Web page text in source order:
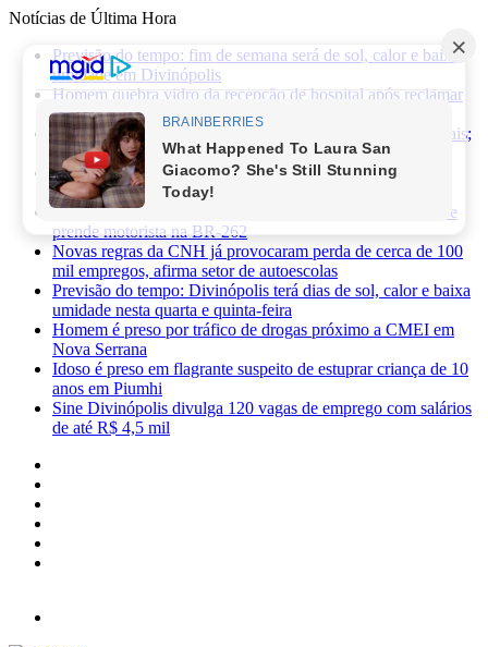
Notícias de Última Hora
Previsão do tempo: fim de semana será de sol, calor e baixa
umidade em Divinópolis
Homem quebra vidro da recepção de hospital após reclamar
de atendimento em Itaúna
Ciclone-bomba provoca alerta de vendaval em Minas Gerais;
veja os impactos previstos para Divinópolis
Homem morre após sofrer choque elétrico e cair de oito
metros durante manutenção em academia
PRF apreende 75 mil maços de cigarros contrabandeados e
prende motorista na BR-262
Novas regras da CNH já provocaram perda de cerca de 100
mil empregos, afirma setor de autoescolas
Previsão do tempo: Divinópolis terá dias de sol, calor e baixa
umidade nesta quarta e quinta-feira
Homem é preso por tráfico de drogas próximo a CMEI em
Nova Serrana
Idoso é preso em flagrante suspeito de estuprar criança de 10
anos em Piumhi
Sine Divinópolis divulga 120 vagas de emprego com salários
de até R$ 4,5 mil